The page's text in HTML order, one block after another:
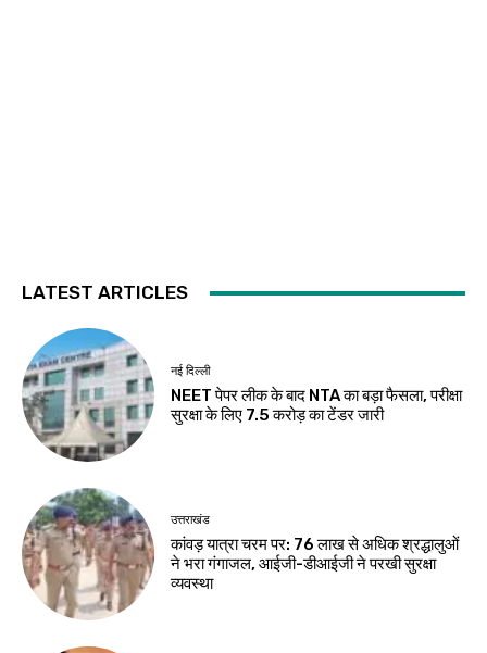
LATEST ARTICLES
नई दिल्ली
NEET पेपर लीक के बाद NTA का बड़ा फैसला, परीक्षा
सुरक्षा के लिए ₹7.5 करोड़ का टेंडर जारी
उत्तराखंड
कांवड़ यात्रा चरम पर: 76 लाख से अधिक श्रद्धालुओं
ने भरा गंगाजल, आईजी-डीआईजी ने परखी सुरक्षा
व्यवस्था